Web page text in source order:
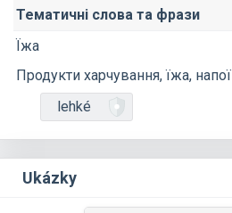
Тематичні слова та фрази
Їжа
Продукти харчування, їжа, напої
lehké
Ukázky